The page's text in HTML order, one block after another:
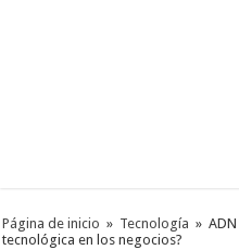
Página de inicio » Tecnología »
tecnológica en los negocios?